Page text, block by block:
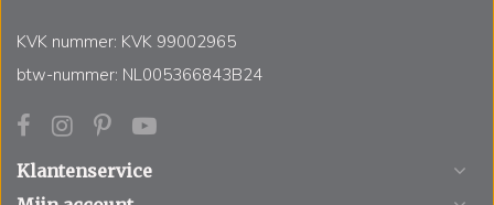
KVK nummer: KVK 99002965
btw-nummer: NL005366843B24
Klantenservice